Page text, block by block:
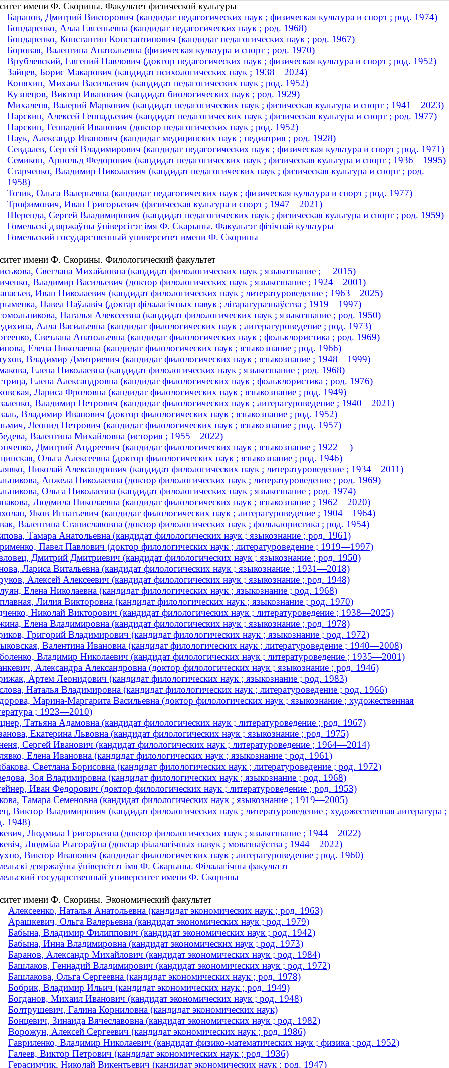
имени Ф. Скорины. Факультет физической культуры
Баранов, Дмитрий Викторович (кандидат педагогических наук ; физическая культура и спорт ; род. 1974)
Бондаренко, Алла Евгеньевна (кандидат педагогических наук ; род. 1968)
Бондаренко, Константин Константинович (кандидат педагогических наук ; род. 1967)
Боровая, Валентина Анатольевна (физическая культура и спорт ; род. 1970)
Врублевский, Евгений Павлович (доктор педагогических наук ; физическая культура и спорт ; род. 1952)
Зайцев, Борис Макарович (кандидат психологических наук ; 1938—2024)
Коняхин, Михаил Васильевич (кандидат педагогических наук ; род. 1952)
Кузнецов, Виктор Иванович (кандидат биологических наук ; род. 1929)
Михаленя, Валерий Маркович (кандидат педагогических наук ; физическая культура и спорт ; 1941—2023)
Нарскин, Алексей Геннадьевич (кандидат педагогических наук ; физическая культура и спорт ; род. 1977)
Нарскин, Геннадий Иванович (доктор педагогических наук ; род. 1952)
Паук, Александр Иванович (кандидат медицинских наук ; педиатрия ; род. 1928)
Севдалев, Сергей Владимирович (кандидат педагогических наук ; физическая культура и спорт ; род. 1971)
Семикоп, Арнольд Федорович (кандидат педагогических наук ; физическая культура и спорт ; 1936—1995)
Старченко, Владимир Николаевич (кандидат педагогических наук ; физическая культура и спорт ; род.
1958)
Тозик, Ольга Валерьевна (кандидат педагогических наук ; физическая культура и спорт ; род. 1977)
Трофимович, Иван Григорьевич (физическая культура и спорт ; 1947—2021)
Шеренда, Сергей Владимирович (кандидат педагогических наук ; физическая культура и спорт ; род. 1959)
Гомельскі дзяржаўны ўніверсітэт імя Ф. Скарыны. Факультэт фізічнай культуры
Гомельский государственный университет имени Ф. Скорины
имени Ф. Скорины. Филологический факультет
Светлана Михайловна (кандидат филологических наук ; языкознание ; —2015)
Владимир Васильевич (доктор филологических наук ; языкознание ; 1924—2001)
Иван Николаевич (кандидат филологических наук ; литературоведение ; 1963—2025)
Павел Паўлавіч (доктар філалагічных навук ; літаратуразнаўства ; 1919—1997)
Наталья Алексеевна (кандидат филологических наук ; языкознание ; род. 1950)
Алла Васильевна (кандидат филологических наук ; литературоведение ; род. 1973)
Светлана Анатольевна (кандидат филологических наук ; фольклористика ; род. 1969)
Елена Николаевна (кандидат филологических наук ; языкознание ; род. 1966)
Владимир Дмитриевич (кандидат филологических наук ; языкознание ; 1948—1999)
Елена Николаевна (кандидат филологических наук ; языкознание ; род. 1968)
Елена Александровна (кандидат филологических наук ; фольклористика ; род. 1976)
Лариса Фроловна (кандидат филологических наук ; языкознание ; род. 1949)
Владимир Петрович (кандидат филологических наук ; литературоведение ; 1940—2021)
Владимир Иванович (доктор филологических наук ; языкознание ; род. 1952)
Леонид Петрович (кандидат филологических наук ; языкознание ; род. 1957)
Валентина Михайловна (история ; 1955—2022)
Дмитрий Андреевич (кандидат филологических наук ; языкознание ; 1922— )
Ольга Алексеевна (доктор филологических наук ; языкознание ; род. 1946)
Николай Александрович (кандидат филологических наук ; литературоведение ; 1934—2011)
Анжела Николаевна (доктор филологических наук ; литературоведение ; род. 1969)
Ольга Николаевна (кандидат филологических наук ; языкознание ; род. 1974)
Людмила Николаевна (кандидат филологических наук ; языкознание ; 1962—2020)
Яков Игнатьевич (кандидат филологических наук ; литературоведение ; 1904—1964)
Валентина Станиславовна (доктор филологических наук ; фольклористика ; род. 1954)
Тамара Анатольевна (кандидат филологических наук ; языкознание ; род. 1961)
Павел Павлович (доктор филологических наук ; литературоведение ; 1919—1997)
Дмитрий Дмитриевич (кандидат филологических наук ; языкознание ; род. 1950)
Лариса Витальевна (кандидат филологических наук ; языкознание ; 1931—2018)
Алексей Алексеевич (кандидат филологических наук ; языкознание ; род. 1948)
Елена Николаевна (кандидат филологических наук ; языкознание ; род. 1968)
Лилия Викторовна (кандидат филологических наук ; языкознание ; род. 1970)
Николай Викторович (кандидат филологических наук ; литературоведение ; 1938—2025)
Елена Владимировна (кандидат филологических наук ; языкознание ; род. 1978)
Григорий Владимирович (кандидат филологических наук ; языкознание ; род. 1972)
Валентина Ивановна (кандидат филологических наук ; литературоведение ; 1940—2008)
Владимир Николаевич (кандидат филологических наук ; литературоведение ; 1935—2001)
Александра Александровна (доктор филологических наук ; языкознание ; род. 1946)
Артем Леонидович (кандидат филологических наук ; языкознание ; род. 1983)
Наталья Владимировна (кандидат филологических наук ; литературоведение ; род. 1966)
Марина-Маргарита Васильевна (доктор филологических наук ; языкознание ; художественная
; 1923—2010)
Татьяна Адамовна (кандидат филологических наук ; литературоведение ; род. 1967)
Екатерина Львовна (кандидат филологических наук ; языкознание ; род. 1975)
Сергей Иванович (кандидат филологических наук ; литературоведение ; 1964—2014)
Елена Ивановна (кандидат филологических наук ; языкознание ; род. 1961)
Светлана Борисовна (кандидат филологических наук ; литературоведение ; род. 1972)
Зоя Владимировна (кандидат филологических наук ; языкознание ; род. 1968)
Иван Федорович (доктор филологических наук ; литературоведение ; род. 1953)
Тамара Семеновна (кандидат филологических наук ; языкознание ; 1919—2005)
Виктор Владимирович (кандидат филологических наук ; литературоведение ; художественная литература ;
1948)
Людмила Григорьевна (доктор филологических наук ; языкознание ; 1944—2022)
Людміла Рыгораўна (доктар філалагічных навук ; мовазнаўства ; 1944—2022)
Виктор Иванович (кандидат филологических наук ; литературоведение ; род. 1960)
дзяржаўны ўніверсітэт імя Ф. Скарыны. Філалагічны факультэт
государственный университет имени Ф. Скорины
имени Ф. Скорины. Экономический факультет
Алексеенко, Наталья Анатольевна (кандидат экономических наук ; род. 1963)
Арашкевич, Ольга Валерьевна (кандидат экономических наук ; род. 1979)
Бабына, Владимир Филиппович (кандидат экономических наук ; род. 1942)
Бабына, Инна Владимировна (кандидат экономических наук ; род. 1973)
Баранов, Александр Михайлович (кандидат экономических наук ; род. 1984)
Башлаков, Геннадий Владимирович (кандидат экономических наук ; род. 1972)
Башлакова, Ольга Сергеевна (кандидат экономических наук ; род. 1978)
Бобрик, Владимир Ильич (кандидат экономических наук ; род. 1949)
Богданов, Михаил Иванович (кандидат экономических наук ; род. 1948)
Болтрушевич, Галина Корниловна (кандидат экономических наук)
Бонцевич, Зинаида Вячеславовна (кандидат экономических наук ; род. 1982)
Ворожун, Алексей Сергеевич (кандидат экономических наук ; род. 1986)
Гавриленко, Владимир Николаевич (кандидат физико-математических наук ; физика ; род. 1952)
Галеев, Виктор Петрович (кандидат экономических наук ; род. 1936)
Герасимчик, Николай Викентьевич (кандидат экономических наук ; род. 1947)